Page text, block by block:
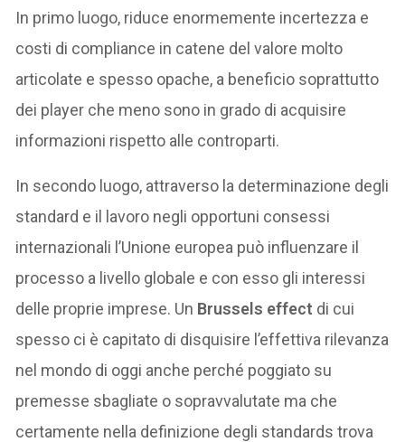
In primo luogo, riduce enormemente incertezza e
costi di compliance in catene del valore molto
articolate e spesso opache, a beneficio soprattutto
dei player che meno sono in grado di acquisire
informazioni rispetto alle controparti.
In secondo luogo, attraverso la determinazione degli
standard e il lavoro negli opportuni consessi
internazionali l’Unione europea può influenzare il
processo a livello globale e con esso gli interessi
delle proprie imprese. Un Brussels effect di cui
spesso ci è capitato di disquisire l’effettiva rilevanza
nel mondo di oggi anche perché poggiato su
premesse sbagliate o sopravvalutate ma che
certamente nella definizione degli standards trova